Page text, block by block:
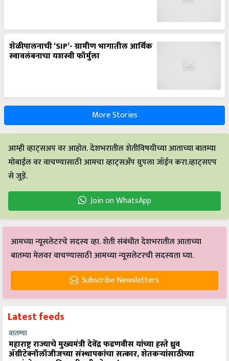
स्वावलंबनाचा यशस्वी फॉर्मुला
More Stories
आम्ही व्हाट्सअप वर आहोत. देशभरातील शेतीविषयीच्या आताच्या बातम्या
मोबाईल वर वाचण्यासाठी आमचा व्हाट्सअँप ग्रुपला जॉईन करा.व्हाट्सएप
से जुड़ें.
Join on WhatsApp
आमच्या न्यूसलेटरचे सदस्य व्हा. शेती संबंधीत देशभरातील आताच्या
बातम्या मेलवर वाचण्यासाठी आमच्या न्यूसलेटरची सदस्यता घ्या.
Subscribe Newsletters
बातम्या
महाराष्ट्र राज्याचे मुख्यमंत्री देवेंद्र फडणवीस यांच्या हस्ते ध्रुव
ॲग्रीटेक्नॉलॉजीजच्या संस्थापकांचा सत्कार, शेतकऱ्यांसाठीच्या
नवसंशोधनाला मिळाली नवी ओळख!